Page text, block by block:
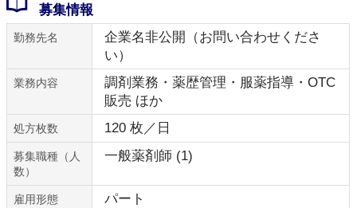
募集情報
勤務先名
企業名非公開（お問い合わせくださ
い）
業務内容
調剤業務・薬歴管理・服薬指導・OTC
販売 ほか
処方枚数 120 枚／日
募集職種（人
数）
一般薬剤師 (1)
雇用形態 パート